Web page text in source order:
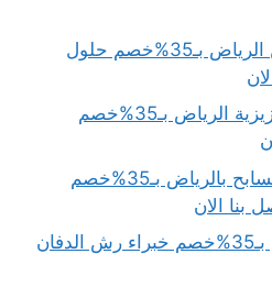
كشف تسربات المياه لبن الرياض بـ35%خصم حلول
كشف تسربات المياه العزيزية الرياض بـ35%خصم
شركة كشف تسربات المسابح بالرياض بـ35%خصم
بنا الان
شركة رش دفان بالرياض بـ35%خصم خبراء رش الدفان